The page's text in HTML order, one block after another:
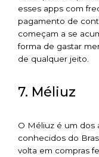
esses apps com
pagamento de
começam a se
forma de gastar
de qualquer jeito.
7. Méliuz
O Méliuz é um dos
conhecidos do
volta em compras